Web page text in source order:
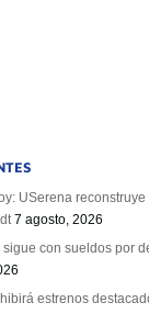
USerena
7 agosto, 2026
sigue con sueldos por
estrenos